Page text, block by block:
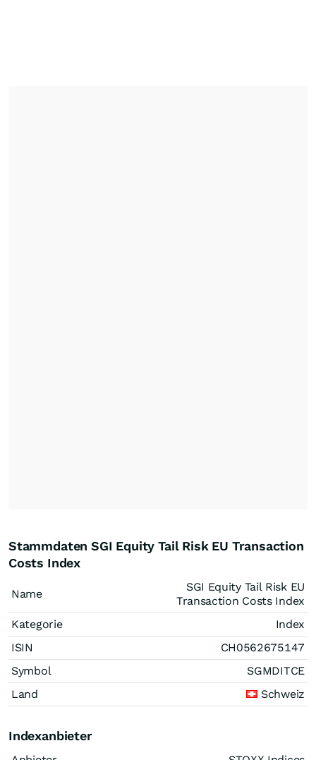
Stammdaten SGI Equity Tail Risk EU Transaction
Costs Index
Name
SGI Equity Tail Risk EU
Transaction Costs Index
Kategorie
Index
ISIN
CH0562675147
Symbol
SGMDITCE
Land
Schweiz
Indexanbieter